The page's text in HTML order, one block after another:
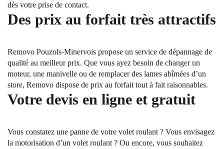
dès votre prise de contact.
Des prix au forfait très attractifs
Removo Pouzols-Minervois propose un service de dépannage de
qualité au meilleur prix. Que vous ayez besoin de changer un
moteur, une manivelle ou de remplacer des lames abîmées d’un
store, Removo dispose de prix au forfait tout à fait raisonnables.
Votre devis en ligne et gratuit
Vous constatez une panne de votre volet roulant ? Vous envisagez
la motorisation d’un volet roulant ? Ou encore, vous souhaitez